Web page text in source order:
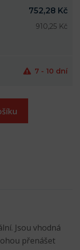
752,28 Kč
910,25 Kč
7 - 10 dní
Jsou vhodná
přenášet